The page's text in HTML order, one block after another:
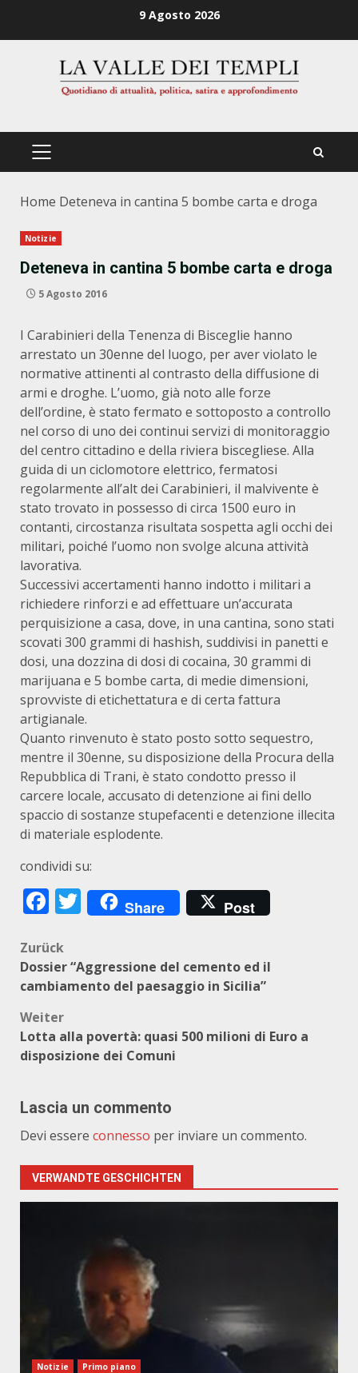
9 Agosto 2026
PRIMÄRES
Home Deteneva in cantina 5 bombe carta e droga
Notizie
Deteneva in cantina 5 bombe carta e droga
5 Agosto 2016
I Carabinieri della Tenenza di Bisceglie hanno
arrestato un 30enne del luogo, per aver violato le
normative attinenti al contrasto della diffusione di
armi e droghe. L’uomo, già noto alle forze
dell’ordine, è stato fermato e sottoposto a controllo
nel corso di uno dei continui servizi di monitoraggio
del centro cittadino e della riviera biscegliese. Alla
guida di un ciclomotore elettrico, fermatosi
regolarmente all’alt dei Carabinieri, il malvivente è
stato trovato in possesso di circa 1500 euro in
contanti, circostanza risultata sospetta agli occhi dei
militari, poiché l’uomo non svolge alcuna attività
lavorativa.
Successivi accertamenti hanno indotto i militari a
richiedere rinforzi e ad effettuare un’accurata
perquisizione a casa, dove, in una cantina, sono stati
scovati 300 grammi di hashish, suddivisi in panetti e
dosi, una dozzina di dosi di cocaina, 30 grammi di
marijuana e 5 bombe carta, di medie dimensioni,
sprovviste di etichettatura e di certa fattura
artigianale.
Quanto rinvenuto è stato posto sotto sequestro,
mentre il 30enne, su disposizione della Procura della
Repubblica di Trani, è stato condotto presso il
carcere locale, accusato di detenzione ai fini dello
spaccio di sostanze stupefacenti e detenzione illecita
di materiale esplodente.
condividi su:
Facebook
Twitter
Share Post
Beitragsnavigation
Zurück
Dossier “Aggressione del cemento ed il
cambiamento del paesaggio in Sicilia”
Weiter
Lotta alla povertà: quasi 500 milioni di Euro a
disposizione dei Comuni
Lascia un commento
Devi essere connesso per inviare un commento.
VERWANDTE GESCHICHTEN
Notizie Primo piano